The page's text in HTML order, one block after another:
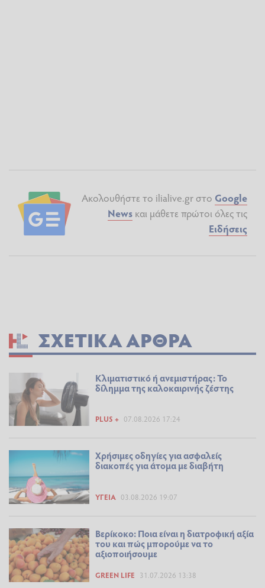
Ακολουθήστε το ilialive.gr στο Google
News και μάθετε πρώτοι όλες τις
Ειδήσεις
ΣΧΕΤΙΚΆ ΆΡΘΡΑ
Κλιματιστικό ή ανεμιστήρας: Το
δίλημμα της καλοκαιρινής ζέστης
PLUS + 07.08.2026 17:24
Χρήσιμες οδηγίες για ασφαλείς
διακοπές για άτομα με διαβήτη
ΥΓΕΊΑ 03.08.2026 19:07
Βερίκοκο: Ποια είναι η διατροφική αξία
του και πώς μπορούμε να το
αξιοποιήσουμε
GREEN LIFE 31.07.2026 13:38